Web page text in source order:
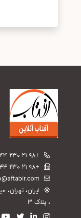
+۹۸ ۲۱ ۲۳۰ ۴۴ ۳۳۳
+۹۸ ۲۱ ۲۳۰ ۴۴ ۳۳۳
ایران،
، پلاک ۳